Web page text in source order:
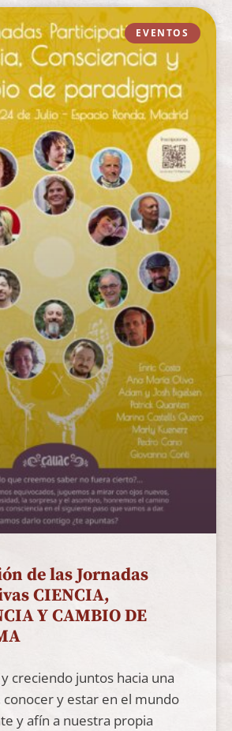
EVENTOS
de las Jornadas
CIENCIA,
Y CAMBIO DE
creciendo juntos hacia una
y estar en el mundo
y afín a nuestra propia